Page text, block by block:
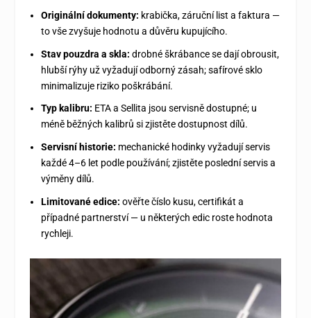
Originální dokumenty: krabička, záruční list a faktura —
to vše zvyšuje hodnotu a důvěru kupujícího.
Stav pouzdra a skla: drobné škrábance se dají obrousit,
hlubší rýhy už vyžadují odborný zásah; safírové sklo
minimalizuje riziko poškrábání.
Typ kalibru: ETA a Sellita jsou servisně dostupné; u
méně běžných kalibrů si zjistěte dostupnost dílů.
Servisní historie: mechanické hodinky vyžadují servis
každé 4–6 let podle používání; zjistěte poslední servis a
výměny dílů.
Limitované edice: ověřte číslo kusu, certifikát a
případné partnerství — u některých edic roste hodnota
rychleji.